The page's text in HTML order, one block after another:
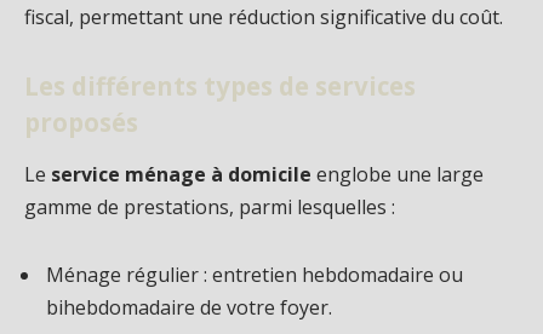
fiscal, permettant une réduction significative du coût.
Les différents types de services
proposés
Le service ménage à domicile englobe une large
gamme de prestations, parmi lesquelles :
Ménage régulier : entretien hebdomadaire ou
bihebdomadaire de votre foyer.